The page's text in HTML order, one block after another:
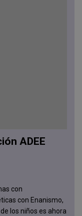
ADEE
con
con Enanismo,
los niños es ahora